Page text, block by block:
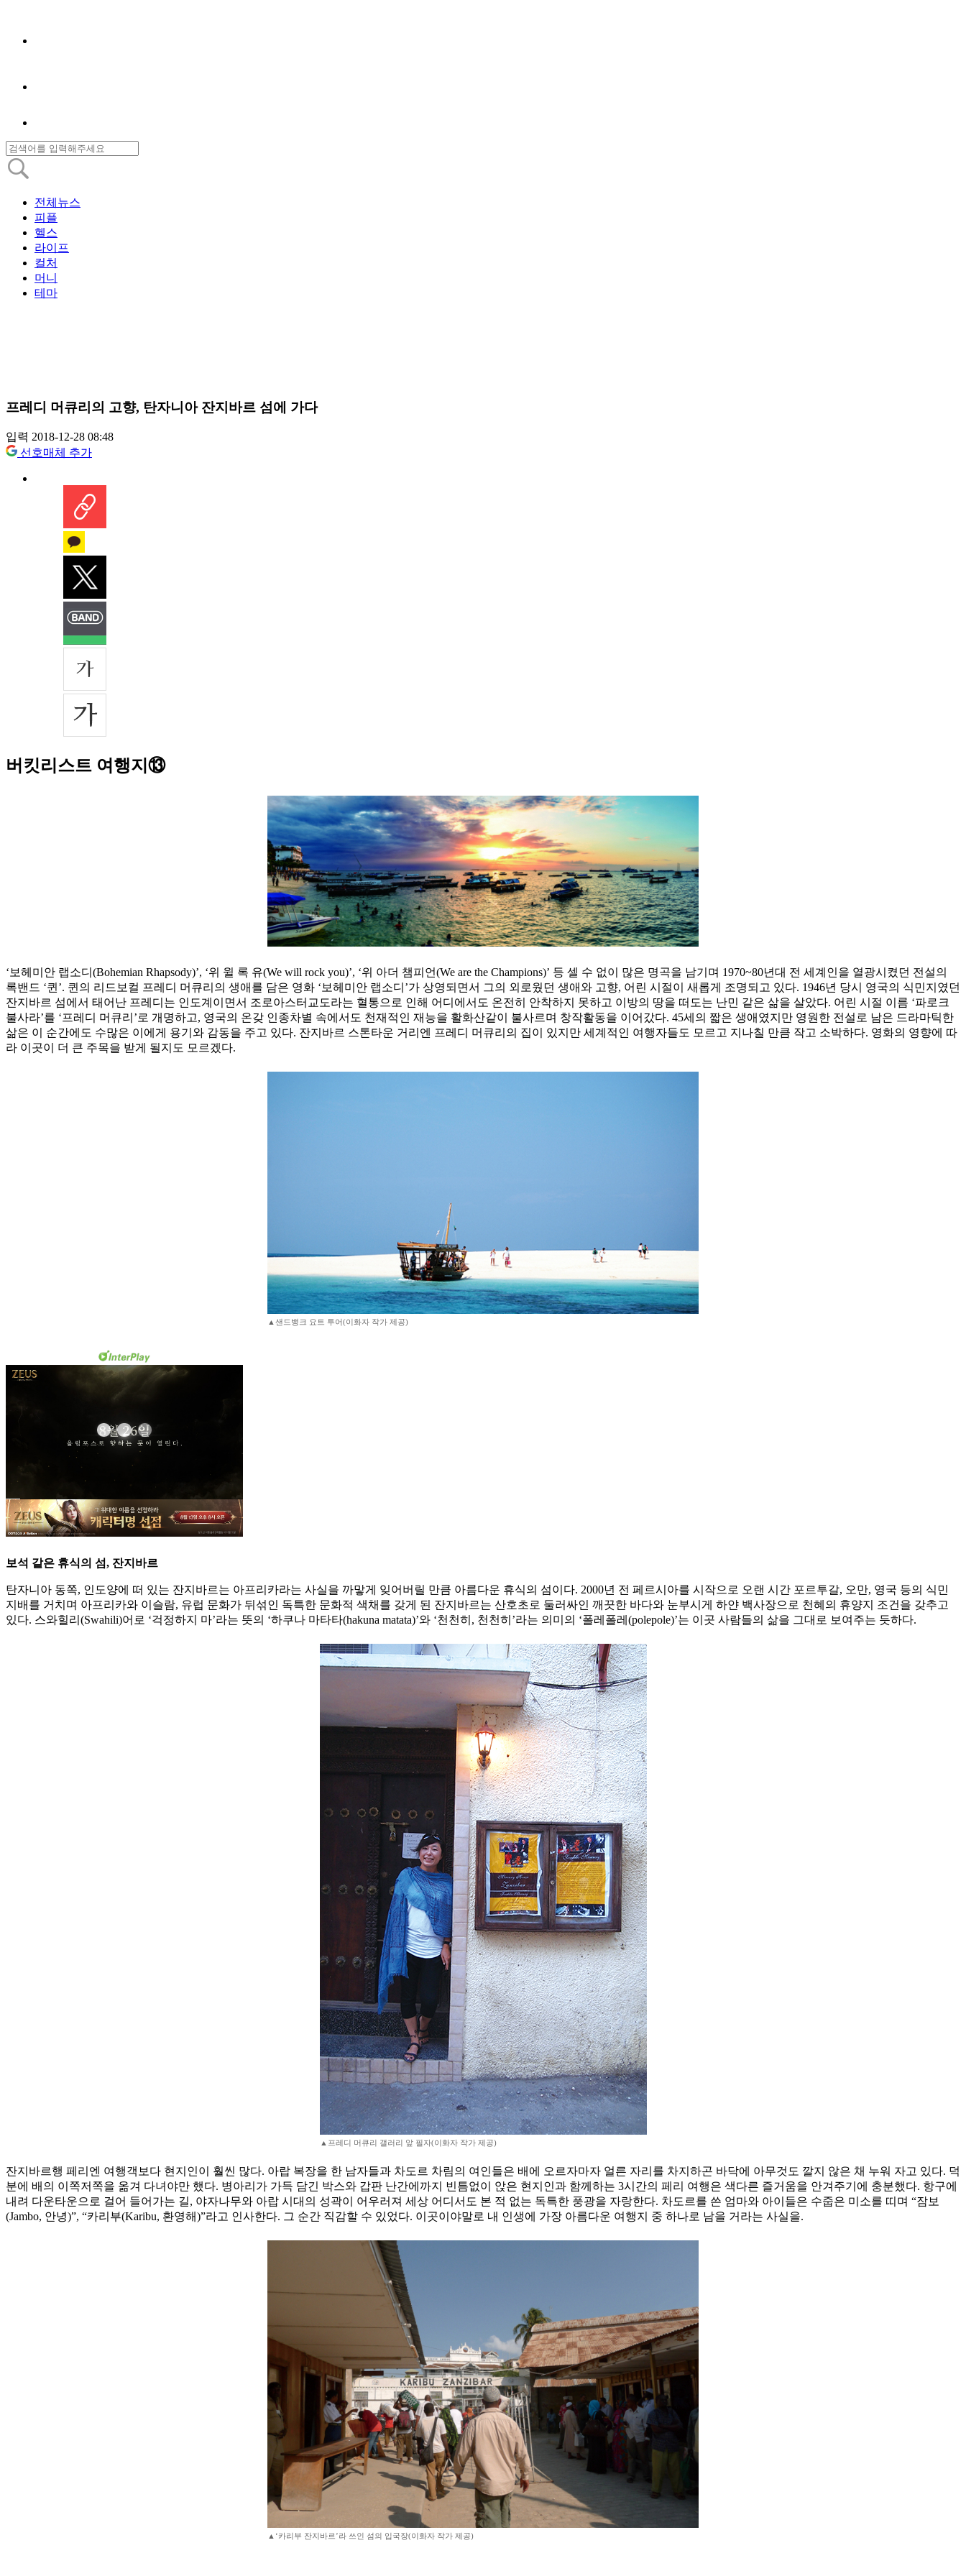
전체뉴스
피플
헬스
라이프
컬처
머니
테마
프레디 머큐리의 고향, 탄자니아 잔지바르 섬에 가다
입력 2018-12-28 08:48
선호매체 추가
버킷리스트 여행지⑬
‘보헤미안 랩소디(Bohemian Rhapsody)’, ‘위 윌 록 유(We will rock you)’, ‘위 아더 챔피언(We are the Champions)’ 등 셀 수 없이 많은 명곡을 남기며 1970~80년대 전 세계인을 열광시켰던 전설의
록밴드 ‘퀸’. 퀸의 리드보컬 프레디 머큐리의 생애를 담은 영화 ‘보헤미안 랩소디’가 상영되면서 그의 외로웠던 생애와 고향, 어린 시절이 새롭게 조명되고 있다. 1946년 당시 영국의 식민지였던
잔지바르 섬에서 태어난 프레디는 인도계이면서 조로아스터교도라는 혈통으로 인해 어디에서도 온전히 안착하지 못하고 이방의 땅을 떠도는 난민 같은 삶을 살았다. 어린 시절 이름 ‘파로크
불사라’를 ‘프레디 머큐리’로 개명하고, 영국의 온갖 인종차별 속에서도 천재적인 재능을 활화산같이 불사르며 창작활동을 이어갔다. 45세의 짧은 생애였지만 영원한 전설로 남은 드라마틱한
삶은 이 순간에도 수많은 이에게 용기와 감동을 주고 있다. 잔지바르 스톤타운 거리엔 프레디 머큐리의 집이 있지만 세계적인 여행자들도 모르고 지나칠 만큼 작고 소박하다. 영화의 영향에 따
라 이곳이 더 큰 주목을 받게 될지도 모르겠다.
▲샌드뱅크 요트 투어(이화자 작가 제공)
보석 같은 휴식의 섬, 잔지바르
탄자니아 동쪽, 인도양에 떠 있는 잔지바르는 아프리카라는 사실을 까맣게 잊어버릴 만큼 아름다운 휴식의 섬이다. 2000년 전 페르시아를 시작으로 오랜 시간 포르투갈, 오만, 영국 등의 식민
지배를 거치며 아프리카와 이슬람, 유럽 문화가 뒤섞인 독특한 문화적 색채를 갖게 된 잔지바르는 산호초로 둘러싸인 깨끗한 바다와 눈부시게 하얀 백사장으로 천혜의 휴양지 조건을 갖추고
있다. 스와힐리(Swahili)어로 ‘걱정하지 마’라는 뜻의 ‘하쿠나 마타타(hakuna matata)’와 ‘천천히, 천천히’라는 의미의 ‘폴레폴레(polepole)’는 이곳 사람들의 삶을 그대로 보여주는 듯하다.
▲프레디 머큐리 갤러리 앞 필자(이화자 작가 제공)
잔지바르행 페리엔 여행객보다 현지인이 훨씬 많다. 아랍 복장을 한 남자들과 차도르 차림의 여인들은 배에 오르자마자 얼른 자리를 차지하곤 바닥에 아무것도 깔지 않은 채 누워 자고 있다. 덕
분에 배의 이쪽저쪽을 옮겨 다녀야만 했다. 병아리가 가득 담긴 박스와 갑판 난간에까지 빈틈없이 앉은 현지인과 함께하는 3시간의 페리 여행은 색다른 즐거움을 안겨주기에 충분했다. 항구에
내려 다운타운으로 걸어 들어가는 길, 야자나무와 아랍 시대의 성곽이 어우러져 세상 어디서도 본 적 없는 독특한 풍광을 자랑한다. 차도르를 쓴 엄마와 아이들은 수줍은 미소를 띠며 “잠보
(Jambo, 안녕)”, “카리부(Karibu, 환영해)”라고 인사한다. 그 순간 직감할 수 있었다. 이곳이야말로 내 인생에 가장 아름다운 여행지 중 하나로 남을 거라는 사실을.
▲‘카리부 잔지바르’라 쓰인 섬의 입국장(이화자 작가 제공)